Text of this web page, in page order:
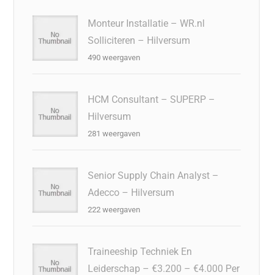
Monteur Installatie – WR.nl
Solliciteren – Hilversum
490 weergaven
HCM Consultant – SUPERP –
Hilversum
281 weergaven
Senior Supply Chain Analyst –
Adecco – Hilversum
222 weergaven
Traineeship Techniek En
Leiderschap – €3.200 – €4.000 Per